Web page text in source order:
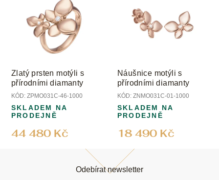
Zlatý prsten motýli s
přírodními diamanty
KÓD: ZPMO031C-46-1000
44 480 Kč
SKLADEM NA
PRODEJNĚ
Náušnice motýli s
přírodními diamanty
KÓD: ZNMO031C-01-1000
18 490 Kč
SKLADEM NA
PRODEJNĚ
Odebírat newsletter